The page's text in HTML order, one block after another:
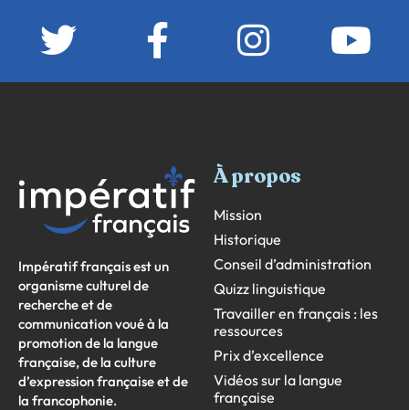
Impératif français est un
organisme culturel de
recherche et de
communication voué à la
promotion de la langue
française, de la culture
d’expression française et de
la francophonie.
À propos
Mission
Historique
Conseil d’administration
Quizz linguistique
Travailler en français : les
ressources
Prix d’excellence
Vidéos sur la langue
française